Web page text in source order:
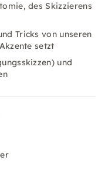
des Skizzierens
Tricks von unseren
setzt
und